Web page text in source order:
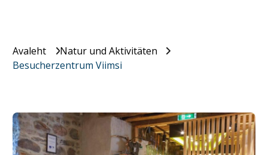
Avaleht
Natur und Aktivitäten
Besucherzentrum Viimsi